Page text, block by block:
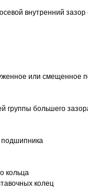
внутренний
или смещенное
группы большего
подшипника
кольца
колец